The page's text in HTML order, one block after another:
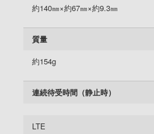
約140㎜×約67㎜×約9.3㎜
質量
約154g
連続待受時間（静止時）
LTE